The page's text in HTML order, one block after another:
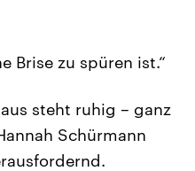
Brise zu spüren ist.“
steht ruhig – ganz
Schürmann